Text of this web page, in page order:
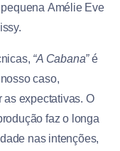
Amélie Eve
“A Cabana”é
caso,
as expectativas. O
faz o longa
nas intenções,